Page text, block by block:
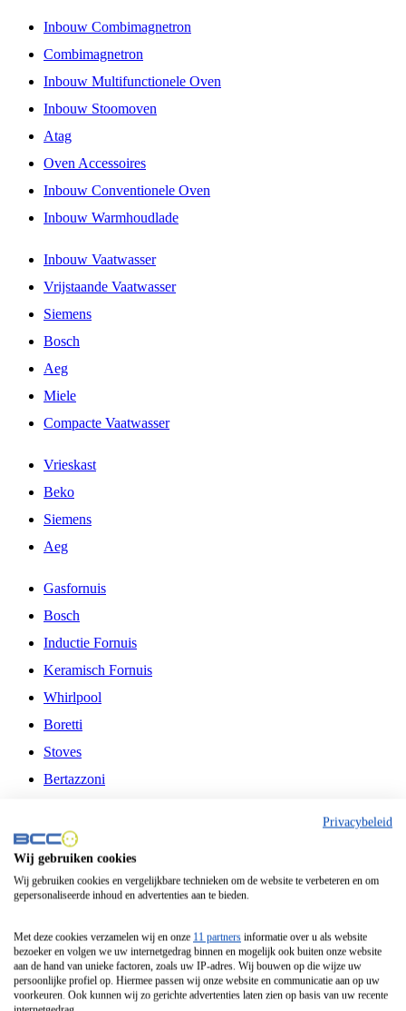
Inbouw Combimagnetron
Combimagnetron
Inbouw Multifunctionele Oven
Inbouw Stoomoven
Atag
Oven Accessoires
Inbouw Conventionele Oven
Inbouw Warmhoudlade
Inbouw Vaatwasser
Vrijstaande Vaatwasser
Siemens
Bosch
Aeg
Miele
Compacte Vaatwasser
Vrieskast
Beko
Siemens
Aeg
Gasfornuis
Bosch
Inductie Fornuis
Keramisch Fornuis
Whirlpool
Boretti
Stoves
Bertazzoni
Fitelli
Airfryer
Frituurpan
Contactgrill
Broodbakmachine
Broodrooster
Privacybeleid
Wij gebruiken cookies
Wij gebruiken cookies en vergelijkbare technieken om de website te verbeteren en om
gepersonaliseerde inhoud en advertenties aan te bieden.
Met deze cookies verzamelen wij en onze 11 partners informatie over u als website
bezoeker en volgen we uw internetgedrag binnen en mogelijk ook buiten onze website
aan de hand van unieke factoren, zoals uw IP-adres. Wij bouwen op die wijze uw
persoonlijke profiel op. Hiermee passen wij onze website en communicatie aan op uw
voorkeuren. Ook kunnen wij zo gerichte advertenties laten zien op basis van uw recente